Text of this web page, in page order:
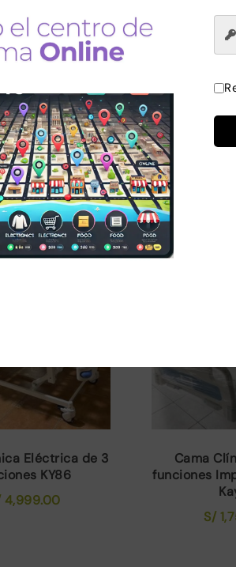
200 * 90 * 60 cm
120 kg
4 pliegues fabricado en espuma
Productos
Eléctrica de 3
KY86
4,999.00
Cama
funciones
S/